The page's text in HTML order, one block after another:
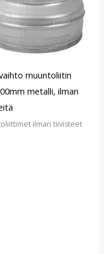
muuntoliitin
metalli, ilman
ilman tiivisteet